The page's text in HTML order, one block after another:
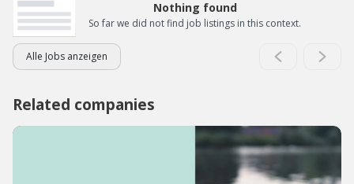
Nothing found
So far we did not find job listings in this context.
Alle Jobs anzeigen
Related companies